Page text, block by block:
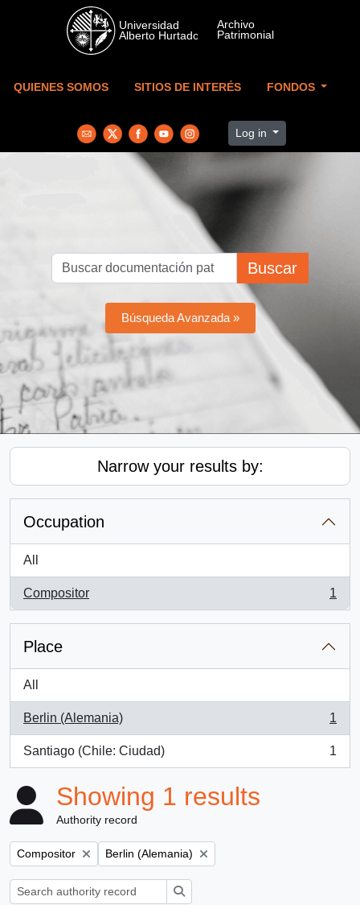
Skip to main content
QUIENES SOMOS SITIOS DE INTERÉS FONDOS
Log in
Buscar
Búsqueda Avanzada »
Narrow your results by:
Occupation
All
Compositor
, 1 results
1
Place
All
Berlin (Alemania)
, 1 results
1
Santiago (Chile: Ciudad)
, 1 results
1
Showing 1 results
Authority record
Remove filter:
Compositor Remove filter:
Berlin (Alemania)